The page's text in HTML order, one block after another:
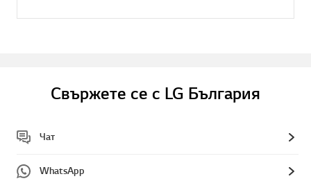
Свържете се с LG България
Чат
WhatsApp